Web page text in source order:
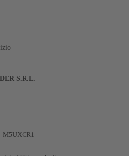
S.R.L.
: M5UXCR1